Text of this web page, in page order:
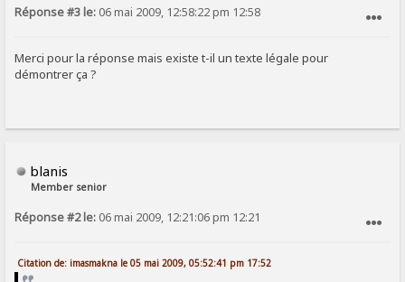
Réponse #3 le: 06 mai 2009, 12:58:22 pm 12:58
Merci pour la réponse mais existe t-il un texte légale pour
démontrer ça ?
blanis
Member senior
Réponse #2 le: 06 mai 2009, 12:21:06 pm 12:21
Citation de: imasmakna le 05 mai 2009, 05:52:41 pm 17:52